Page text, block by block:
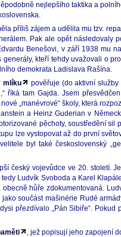
nejlepšího taktika a
příliš zájem a udělila mu tzv.
Pak ale opět
Benešovi, v září 1938 mu
generály, kteří tehdy uvažovali o
demokrata Ladislava Rašína.
mlíku
pověřuje (do aktivní
říká tam Gajda. Jsem
„manévrové“ školy, která
a Heinz Guderian v
pěchoty, soustředění
lze vystopovat až do první
byl také československý
český vojevůdce ve 20. století.
Ludvík Svoboda a Karel
hůře zdokumentovaná.
součást mašinérie Rudé
přezdívalo „Pán Sibiře“.
, jež popisují jeho zapojení